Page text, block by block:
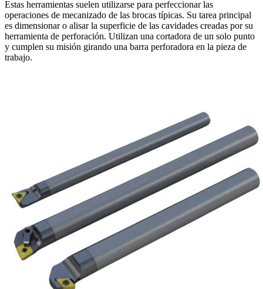
Estas herramientas suelen utilizarse para perfeccionar las
operaciones de mecanizado de las brocas típicas. Su tarea principal
es dimensionar o alisar la superficie de las cavidades creadas por su
herramienta de perforación. Utilizan una cortadora de un solo punto
y cumplen su misión girando una barra perforadora en la pieza de
trabajo.